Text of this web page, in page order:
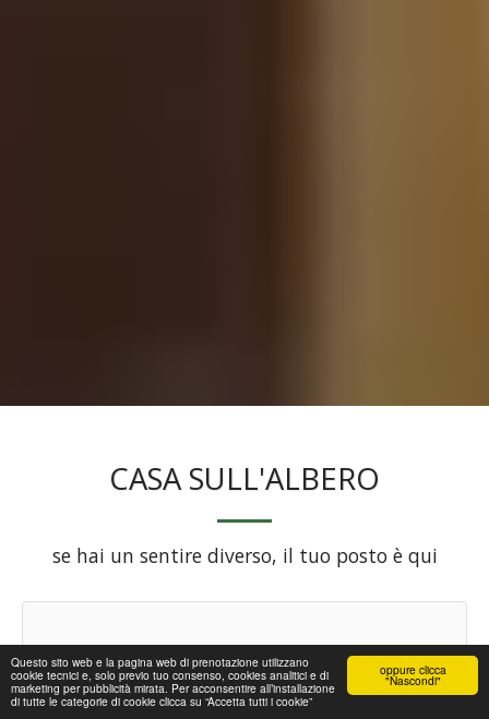
oppure clicca
"Nascondi"
Questo sito web e la pagina web di prenotazione utilizzano
cookie tecnici e, solo previo tuo consenso, cookies analitici e di
marketing per pubblicità mirata. Per acconsentire all’installazione
di tutte le categorie di cookie clicca su “Accetta tutti i cookie”
CASA SULL'ALBERO
se hai un sentire diverso, il tuo posto è qui